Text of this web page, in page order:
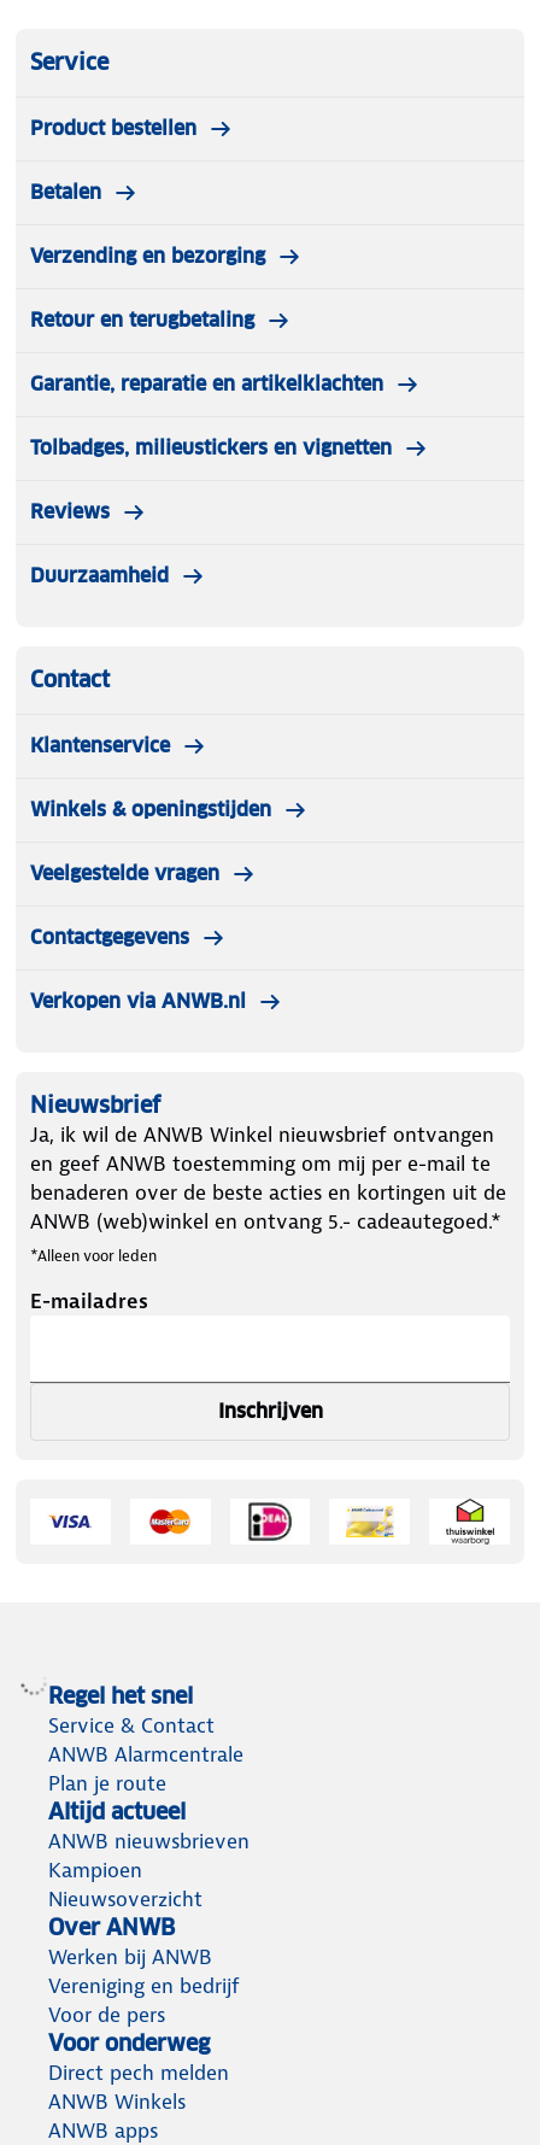
Service
Product bestellen
Betalen
Verzending en bezorging
Retour en terugbetaling
Garantie, reparatie en artikelklachten
Tolbadges, milieustickers en vignetten
Reviews
Duurzaamheid
Contact
Klantenservice
Winkels & openingstijden
Veelgestelde vragen
Contactgegevens
Verkopen via ANWB.nl
Nieuwsbrief
Ja, ik wil de ANWB Winkel nieuwsbrief ontvangen
en geef ANWB toestemming om mij per e-mail te
benaderen over de beste acties en kortingen uit de
ANWB (web)winkel en ontvang 5.- cadeautegoed.*
*Alleen voor leden
E-mailadres
Inschrijven
Regel het snel
Service & Contact
ANWB Alarmcentrale
Plan je route
Altijd actueel
ANWB nieuwsbrieven
Kampioen
Nieuwsoverzicht
Over ANWB
Werken bij ANWB
Vereniging en bedrijf
Voor de pers
Voor onderweg
Direct pech melden
ANWB Winkels
ANWB apps